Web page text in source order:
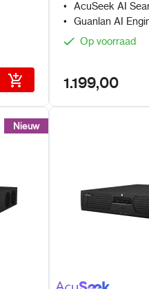
AcuSeek AI
Guanlan AI
Op voorraad
1.199,00
Nieuw
Nieuw